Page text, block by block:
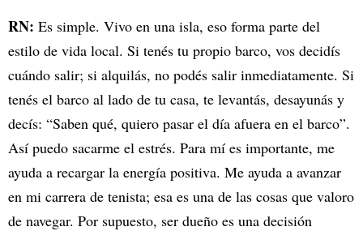
RN: Es simple. Vivo en una isla, eso forma parte del
estilo de vida local. Si tenés tu propio barco, vos decidís
cuándo salir; si alquilás, no podés salir inmediatamente. Si
tenés el barco al lado de tu casa, te levantás, desayunás y
decís: “Saben qué, quiero pasar el día afuera en el barco”.
Así puedo sacarme el estrés. Para mí es importante, me
ayuda a recargar la energía positiva. Me ayuda a avanzar
en mi carrera de tenista; esa es una de las cosas que valoro
de navegar. Por supuesto, ser dueño es una decisión